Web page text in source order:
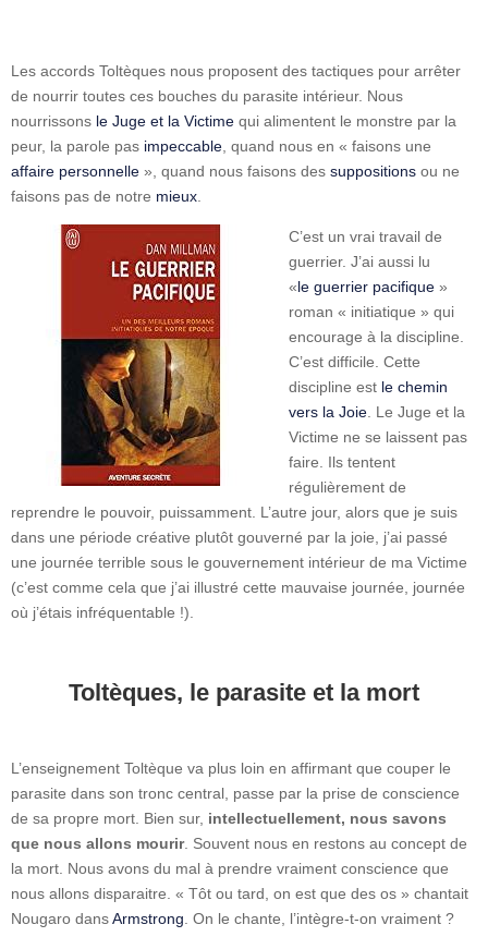
Les accords Toltèques nous proposent des tactiques pour arrêter
de nourrir toutes ces bouches du parasite intérieur. Nous
nourrissons le Juge et la Victime qui alimentent le monstre par la
peur, la parole pas impeccable , quand nous en « faisons une
affaire personnelle », quand nous faisons des suppositions ou ne
faisons pas de notre mieux
C’est un vrai travail de
guerrier. J’ai aussi lu
«le guerrier pacifique »
roman « initiatique » qui
encourage à la discipline.
C’est difficile. Cette
discipline est le chemin
vers la Joie . Le Juge et la
Victime ne se laissent pas
faire. Ils tentent
régulièrement de
reprendre le pouvoir, puissamment. L’autre jour, alors que je suis
dans une période créative plutôt gouverné par la joie, j’ai passé
une journée terrible sous le gouvernement intérieur de ma Victime
(c’est comme cela que j’ai illustré cette mauvaise journée, journée
où j’étais infréquentable !).
Toltèques, le parasite et la mort
L’enseignement Toltèque va plus loin en affirmant que couper le
parasite dans son tronc central, passe par la prise de conscience
de sa propre mort. Bien sur, intellectuellement, nous savons
que nous allons mourir. Souvent nous en restons au concept de
la mort. Nous avons du mal à prendre vraiment conscience que
nous allons disparaitre. « Tôt ou tard, on est que des os » chantait
Nougaro dansArmstrong . On le chante, l’intègre-t-on vraiment ?